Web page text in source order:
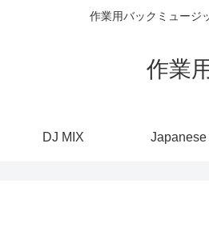
作業用バックミュージ
作業
DJ MIX